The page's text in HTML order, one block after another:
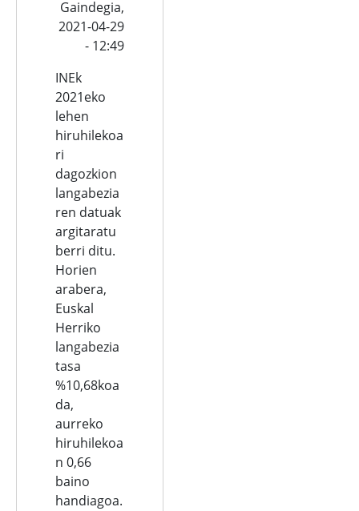
Gaindegia,
2021-04-29
- 12:49
INEk
2021eko
lehen
hiruhilekoa
ri
dagozkion
langabezia
ren datuak
argitaratu
berri ditu.
Horien
arabera,
Euskal
Herriko
langabezia
tasa
%10,68koa
da,
aurreko
hiruhilekoa
n 0,66
baino
handiagoa.